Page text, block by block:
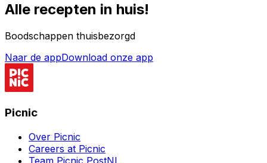
Alle recepten in huis!
Boodschappen thuisbezorgd
Naar de appDownload onze app
Picnic
Over Picnic
Careers at Picnic
Team Picnic PostNL